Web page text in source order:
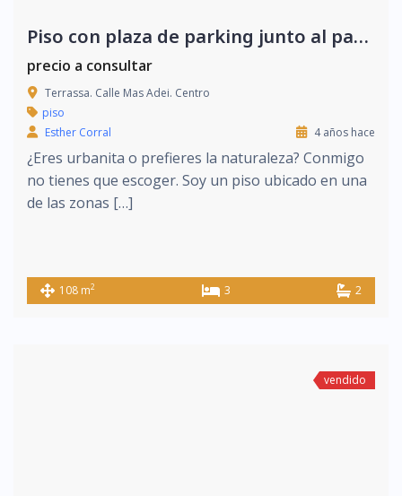
Piso con plaza de parking junto al parque de Vallparadis
precio a consultar
Terrassa. Calle Mas Adei. Centro
piso
Esther Corral
4 años hace
¿Eres urbanita o prefieres la naturaleza? Conmigo
no tienes que escoger. Soy un piso ubicado en una
de las zonas […]
108 m2 3 2
vendido